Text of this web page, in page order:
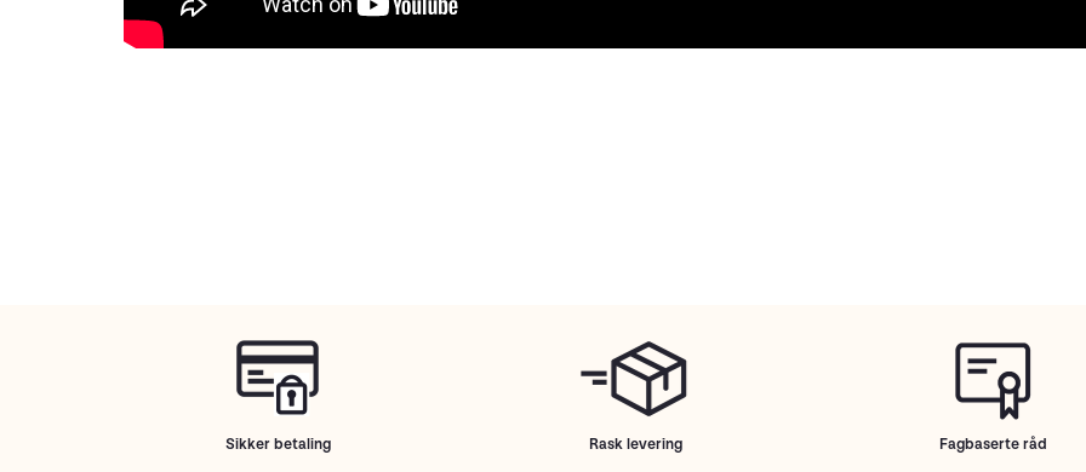
Sikker betaling Rask levering Fagbaserte råd